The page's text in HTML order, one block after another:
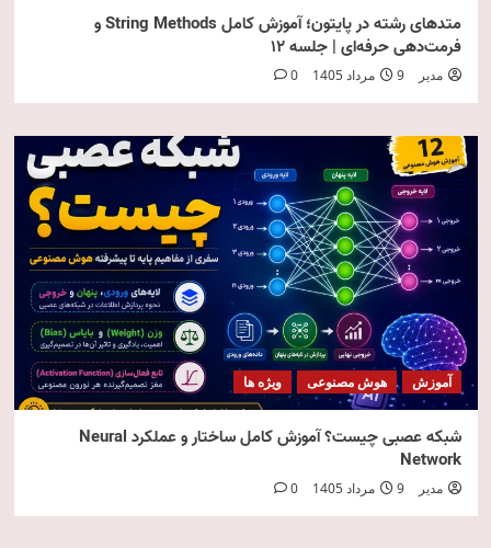
متدهای رشته در پایتون؛ آموزش کامل String Methods و
فرمت‌دهی حرفه‌ای | جلسه ۱۲
مدیر 9 مرداد 1405 0
آموزش هوش مصنوعی ویژه ها
شبکه عصبی چیست؟ آموزش کامل ساختار و عملکرد Neural
Network
مدیر 9 مرداد 1405 0